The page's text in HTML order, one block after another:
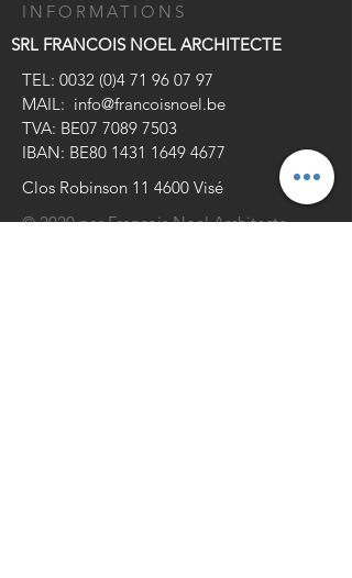
INFORMATIONS
SRL FRANCOIS NOEL ARCHITECTE
TEL: 0032 (0)4 71 96 07 97
MAIL: info@francoisnoel.be
TVA: BE07 7089 7503
IBAN: BE80 1431 1649 4677
Clos Robinson 11 4600 Visé
© 2020 par François Noel Architecte.